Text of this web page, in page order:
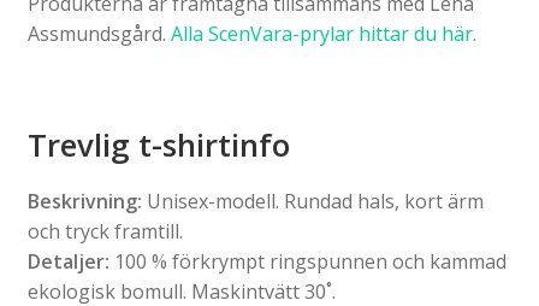
Assmundsgård. Alla ScenVara-prylar hittar du här.
Trevlig t-shirtinfo
Beskrivning: Unisex-modell. Rundad hals, kort ärm
och tryck framtill.
Detaljer: 100 % förkrympt ringspunnen och kammad
ekologisk bomull. Maskintvätt 30˚.